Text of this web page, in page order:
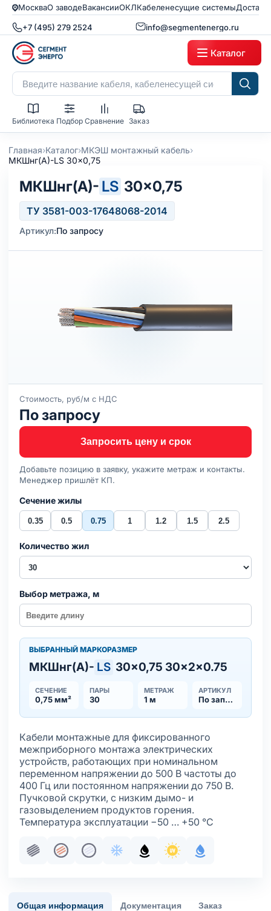
МоскваО заводеВакансииОКЛКабеленесущие системы
+7 (495) 279 2524 info@segmentenergo.ru
Каталог
Библиотека Подбор Сравнение Заказ
Главная›Каталог›МКЭШ монтажный кабель›
МКШнг(А)-LS 30x0,75
МКШнг(А)- LS 30×0,75
ТУ 3581-003-17648068-2014
Артикул:По запросу
Стоимость, руб/м с НДС
По запросу
Запросить цену и срок
Добавьте позицию в заявку, укажите метраж и контакты.
Менеджер пришлёт КП.
Сечение жилы
0.35 0.5 0.75 1 1.2 1.5 2.5
Количество жил
Выбор метража, м
ВЫБРАННЫЙ МАРКОРАЗМЕР
МКШнг(А)- LS 30×0,75 30×2×0.75
СЕЧЕНИЕ
0,75 мм²
ПАРЫ
30
МЕТРАЖ
1 м
АРТИКУЛ
По запросу
Кабели монтажные для фиксированного
межприборного монтажа электрических
устройств, работающих при номинальном
переменном напряжении до 500 В частоты до
400 Гц или постоянном напряжении до 750 В.
Пучковой скрутки, с низким дымо- и
газовыделением продуктов горения.
Температура эксплуатации −50 … +50 °С
Пучковая скрутка
Жила медная многопроволочная
Жила медная многопроволочная
Хладостойкое исполнение
Маслобензостойкое
Стойкость к
С
Общая информация Документация Заказ